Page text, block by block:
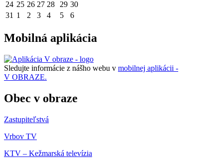
24 25 26 27 28 29 30
31 1 2 3 4 5 6
Mobilná aplikácia
Sledujte informácie z nášho webu v mobilnej aplikácii -
V OBRAZE.
Obec v obraze
Zastupiteľstvá
Vrbov TV
KTV – Kežmarská televízia